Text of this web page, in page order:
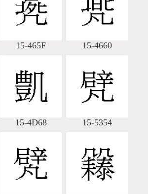
15-465F 15-4660
15-4D68 15-5354